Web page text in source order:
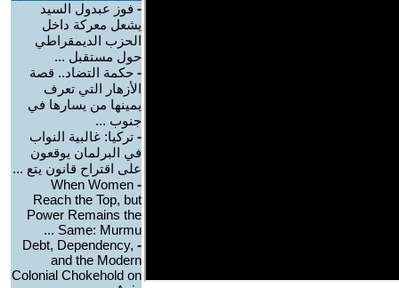
- فوز عبدول السيد
يشعل معركة داخل
الحزب الديمقراطي
حول مستقبل ...
- حكمة التضاد.. قصة
الأزهار التي تعرف
يمينها من يسارها في
جنوب ...
- تركيا: غالبية النواب
في البرلمان يوقعون
على اقتراح قانون يتع ...
-
When Women
Reach the Top, but
Power Remains the
Same: Murmu ...
-
Debt, Dependency,
and the Modern
Colonial Chokehold on